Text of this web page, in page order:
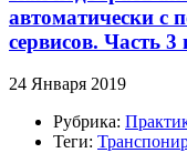
автоматически с
сервисов. Часть 3
24 Января 2019
Рубрика:
Теги: